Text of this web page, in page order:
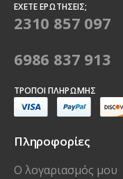
ΈΧΕΤΕ ΕΡΩΤΉΣΕΙΣ;
2310 857 097
6986 837 913
ΤΡΌΠΟΙ ΠΛΗΡΩΜΉΣ
Πληροφορίες
Ο λογαριασμός μου